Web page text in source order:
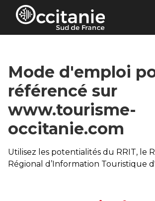
Panneau de gestion des cookies
Mode d'emploi
référencé sur
www.tourisme-
occitanie.com
Utilisez les potentialités du RRIT, le
Régional d’Information Touristique